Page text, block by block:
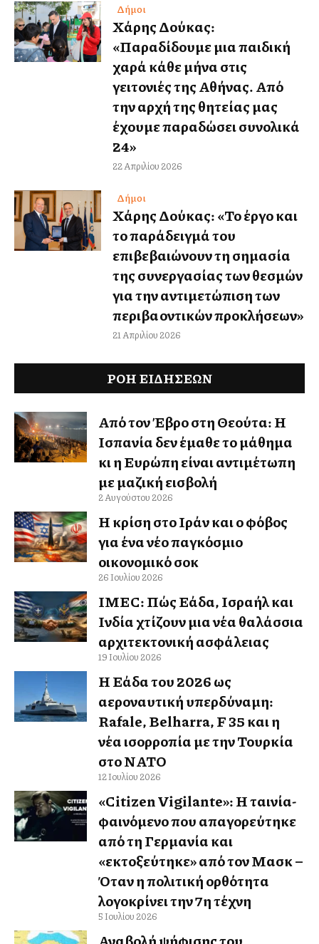
Δήμοι
Χάρης Δούκας:
«Παραδίδουμε μια παιδική
χαρά κάθε μήνα στις
γειτονιές της Αθήνας. Από
την αρχή της θητείας μας
έχουμε παραδώσει συνολικά
24»
22 Απριλίου 2026
Δήμοι
Χάρης Δούκας: «Το έργο και
το παράδειγμά του
επιβεβαιώνουν τη σημασία
της συνεργασίας των θεσμών
για την αντιμετώπιση των
περιβαλλοντικών προκλήσεων»
21 Απριλίου 2026
ΡΟΗ ΕΙΔΉΣΕΩΝ
Από τον Έβρο στη Θεούτα: Η
Ισπανία δεν έμαθε το μάθημα
κι η Ευρώπη είναι αντιμέτωπη
με μαζική εισβολή
2 Αυγούστου 2026
Η κρίση στο Ιράν και ο φόβος
για ένα νέο παγκόσμιο
οικονομικό σοκ
26 Ιουλίου 2026
IMEC: Πώς Ελλάδα, Ισραήλ και
Ινδία χτίζουν μια νέα θαλάσσια
αρχιτεκτονική ασφάλειας
19 Ιουλίου 2026
Η Ελλάδα του 2026 ως
αεροναυτική υπερδύναμη:
Rafale, Belharra, F 35 και η
νέα ισορροπία με την Τουρκία
στο ΝΑΤΟ
12 Ιουλίου 2026
«Citizen Vigilante»: Η ταινία-
φαινόμενο που απαγορεύτηκε
από τη Γερμανία και
«εκτοξεύτηκε» από τον Μασκ –
Όταν η πολιτική ορθότητα
λογοκρίνει την 7η τέχνη
5 Ιουλίου 2026